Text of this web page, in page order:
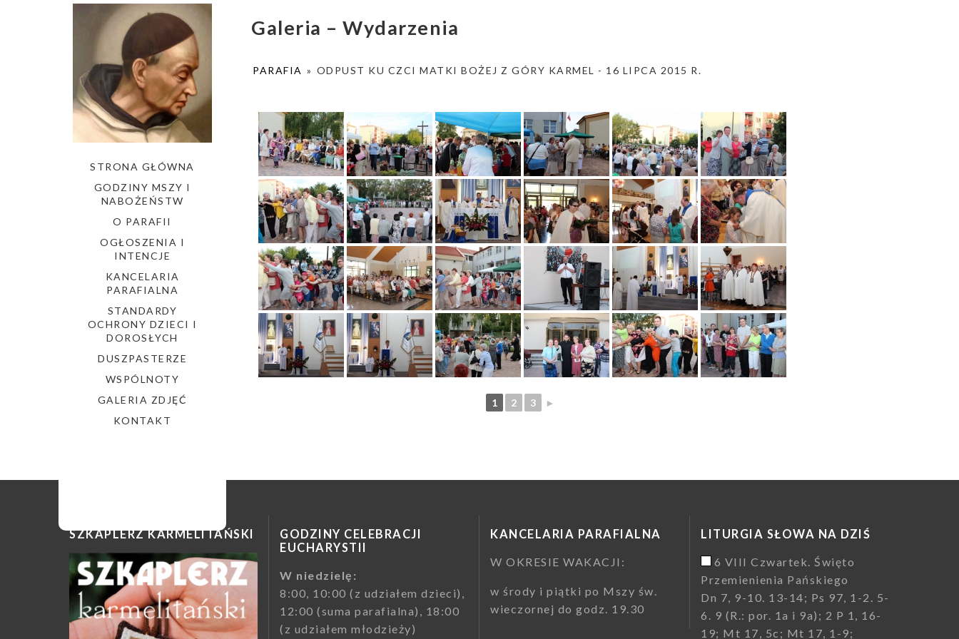
STRONA GŁÓWNA
GODZINY MSZY I
NABOŻEŃSTW
O PARAFII
OGŁOSZENIA I
INTENCJE
KANCELARIA
PARAFIALNA
STANDARDY
OCHRONY DZIECI I
DOROSŁYCH
DUSZPASTERZE
WSPÓLNOTY
GALERIA ZDJĘĆ
KONTAKT
Galeria – Wydarzenia
PARAFIA » ODPUST KU CZCI MATKI BOŻEJ Z GÓRY KARMEL - 16 LIPCA 2015 R.
1 2 3 ►
SZKAPLERZ KARMELITAŃSKI
GODZINY CELEBRACJI
EUCHARYSTII
W niedzielę:
8:00, 10:00 (z udziałem dzieci),
12:00 (suma parafialna), 18:00
(z udziałem młodzieży)
KANCELARIA PARAFIALNA
W OKRESIE WAKACJI:
w środy i piątki po Mszy św.
wieczornej do godz. 19.30
LITURGIA SŁOWA NA DZIŚ
6 VIII Czwartek. Święto
Przemienienia Pańskiego
Dn 7, 9-10. 13-14; Ps 97, 1-2. 5-
6. 9 (R.: por. 1a i 9a); 2 P 1, 16-
19; Mt 17, 5c; Mt 17, 1-9;